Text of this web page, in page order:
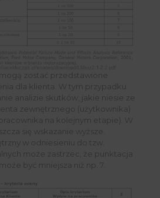
zostać przedstawione
dla klienta. W tym przypadku
analizie skutków, jakie niesie ze
zewnętrznego (użytkownika)
na kolejnym etapie). W
się wskazanie wyższe.
w odniesieniu do tzw.
może zastrzec, że punktacja
być mniejsza niż np. 7.